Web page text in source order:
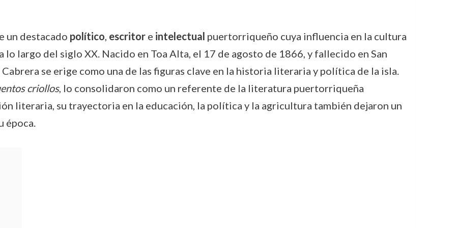
un destacado político, escritore intelectual puertorriqueño cuya influencia en la cultura
largo del siglo XX. Nacido en Toa Alta, el 17 de agosto de 1866, y fallecido en San
se erige como una de las figuras clave en la historia literaria y política de la isla.
criollos, lo consolidaron como un referente de la literatura puertorriqueña
literaria, su trayectoria en la educación, la política y la agricultura también dejaron un
época.